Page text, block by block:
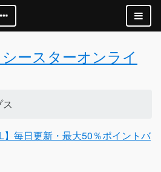
ースターオンライ
】毎日更新・最大50％ポイントバ